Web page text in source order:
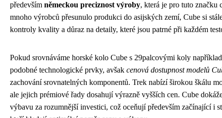
především německou preciznost výroby, která je pro tuto značku
mnoho výrobců přesunulo produkci do asijských zemí, Cube si
kontroly kvality a důraz na detaily, které jsou patrné při každém
Pokud srovnáváme horské kolo Cube s 29palcovými koly
podobné technologické prvky, avšak cenová dostupnost modelů
zachování srovnatelných komponentů. Trek nabízí širokou škálu
ale jejich prémiové řady dosahují výrazně vyšších cen. Cube
výbavu za rozumnější investici, což oceňují především začínající i